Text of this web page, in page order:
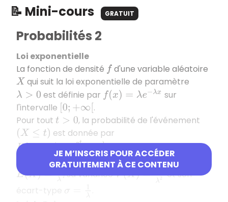
📝 Mini-cours GRATUIT
JE M’INSCRIS POUR ACCÉDER
GRATUITEMENT À CE CONTENU
Probabilités 2
Loi exponentielle
La fonction de densité f d'une variable aléatoire
X qui suit la loi exponentielle de paramètre
λ> 0 est définie par f(x)= λe −λx
sur
l'intervalle 0;+∞[
.
Pour tout t >0
, la probabilité de l'événement
(X≤ )
est donnée par
P(X≤t)=∫0tλe−λxdx
L'espérance de cette variable aléatoireX
E(X)=1λ , sa varianceV(X)=1λ2
et son